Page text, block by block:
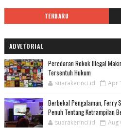
TERBARU
ADVETORIAL
Peredaran Rokok Illegal
Tersentuh Hukum
suarakerinci.id Apr
Berbekal Pengalaman, Ferry
Penuh Tentang Ketrampilan
suarakerinci.id Aug